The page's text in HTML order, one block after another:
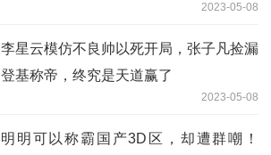
2023-05-08
李星云模仿不良帅以死开局，张子凡捡漏
登基称帝，终究是天道赢了
2023-05-08
明明可以称霸国产3D区，却遭群嘲！